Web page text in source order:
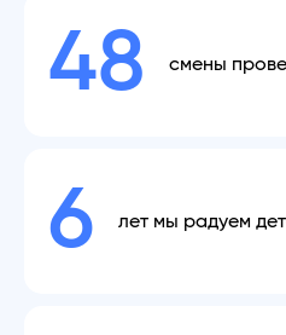
48 смены
6 лет мы радуем